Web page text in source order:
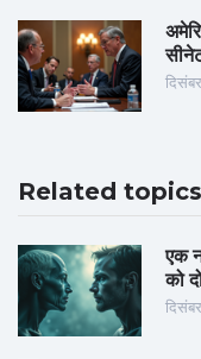
Related topics
एक
को